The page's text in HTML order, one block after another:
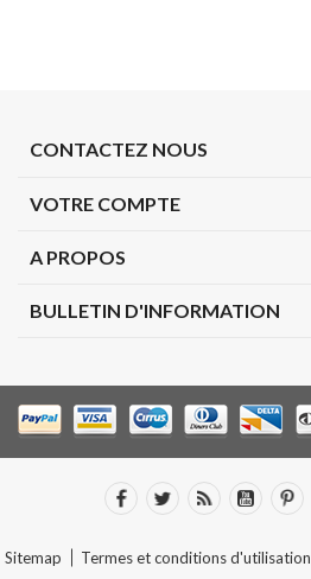
CONTACTEZ NOUS
VOTRE COMPTE
A PROPOS
BULLETIN D'INFORMATION
Sitemap Termes et conditions d'utilisation